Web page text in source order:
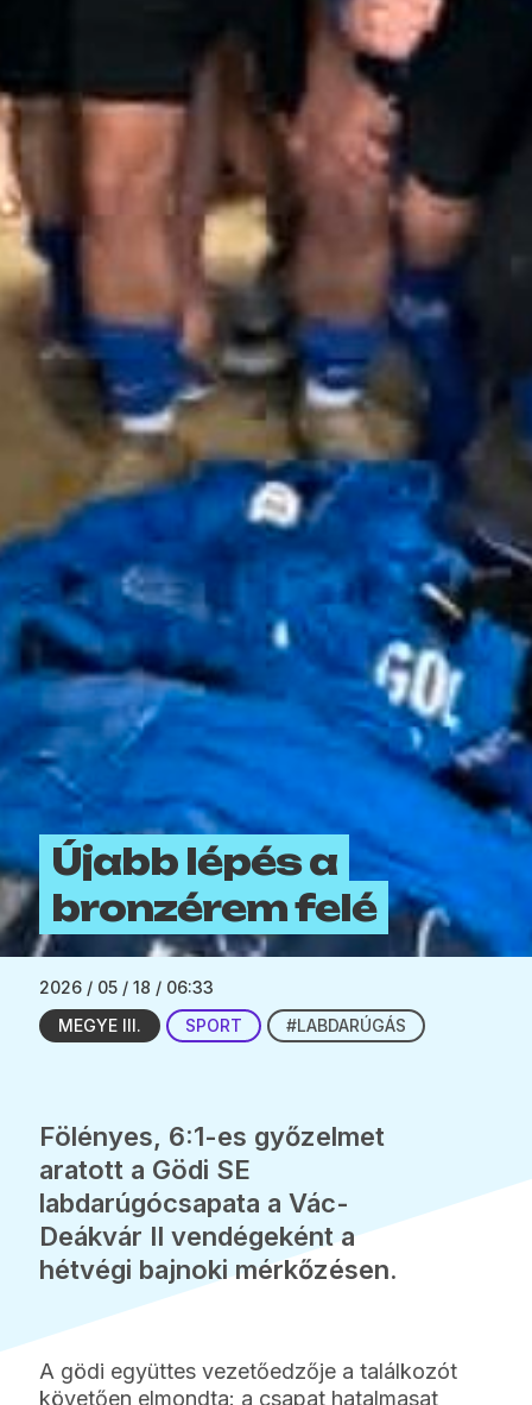
Újabb lépés a
bronzérem felé
2026 / 05 / 18 / 06:33
MEGYE III.
SPORT #LABDARÚGÁS
Fölényes, 6:1-es győzelmet
aratott a Gödi SE
labdarúgócsapata a Vác-
Deákvár II vendégeként a
hétvégi bajnoki mérkőzésen.
A gödi együttes vezetőedzője a találkozót
követően elmondta: a csapat hatalmasat